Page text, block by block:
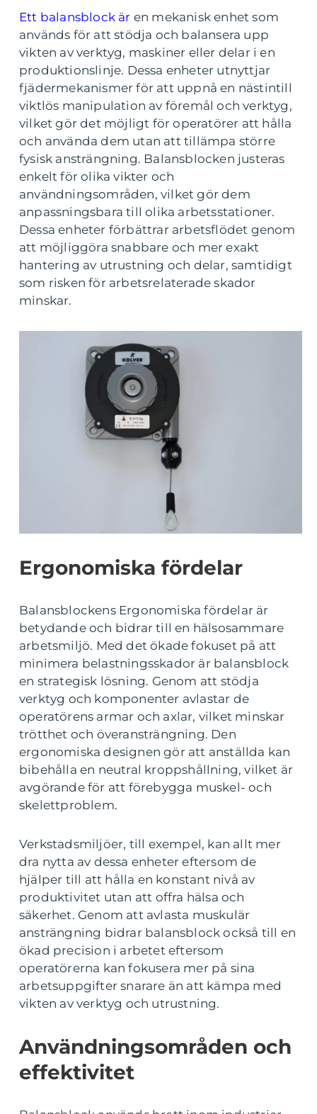
Ett balansblock är en mekanisk enhet som
används för att stödja och balansera upp
vikten av verktyg, maskiner eller delar i en
produktionslinje. Dessa enheter utnyttjar
fjädermekanismer för att uppnå en nästintill
viktlös manipulation av föremål och verktyg,
vilket gör det möjligt för operatörer att hålla
och använda dem utan att tillämpa större
fysisk ansträngning. Balansblocken justeras
enkelt för olika vikter och
användningsområden, vilket gör dem
anpassningsbara till olika arbetsstationer.
Dessa enheter förbättrar arbetsflödet genom
att möjliggöra snabbare och mer exakt
hantering av utrustning och delar, samtidigt
som risken för arbetsrelaterade skador
minskar.
Ergonomiska fördelar
Balansblockens Ergonomiska fördelar är
betydande och bidrar till en hälsosammare
arbetsmiljö. Med det ökade fokuset på att
minimera belastningsskador är balansblock
en strategisk lösning. Genom att stödja
verktyg och komponenter avlastar de
operatörens armar och axlar, vilket minskar
trötthet och överansträngning. Den
ergonomiska designen gör att anställda kan
bibehålla en neutral kroppshållning, vilket är
avgörande för att förebygga muskel- och
skelettproblem.
Verkstadsmiljöer, till exempel, kan allt mer
dra nytta av dessa enheter eftersom de
hjälper till att hålla en konstant nivå av
produktivitet utan att offra hälsa och
säkerhet. Genom att avlasta muskulär
ansträngning bidrar balansblock också till en
ökad precision i arbetet eftersom
operatörerna kan fokusera mer på sina
arbetsuppgifter snarare än att kämpa med
vikten av verktyg och utrustning.
Användningsområden och
effektivitet